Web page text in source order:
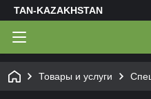
TAN-KAZAKHSTAN
Товары и услуги